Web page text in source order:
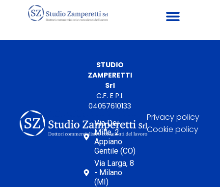
STUDIO
ZAMPERETTI
Srl
C.F. E P.I.
04057610133
Via Dei
Mille, 2
Appiano
Gentile (CO)
Via Larga, 8
- Milano
(MI)
Privacy policy
Cookie policy